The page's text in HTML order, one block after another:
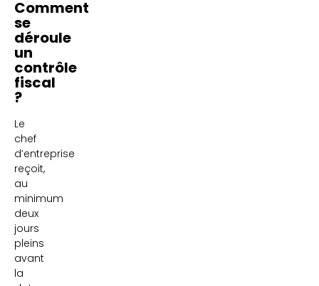
Comment
se
déroule
un
contrôle
fiscal
?
Le
chef
d’entreprise
reçoit,
au
minimum
deux
jours
pleins
avant
la